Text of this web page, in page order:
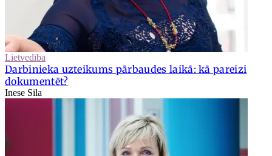
Lietvedība
Darbinieka uzteikums pārbaudes laikā: kā pareizi
dokumentēt?
Inese Sila